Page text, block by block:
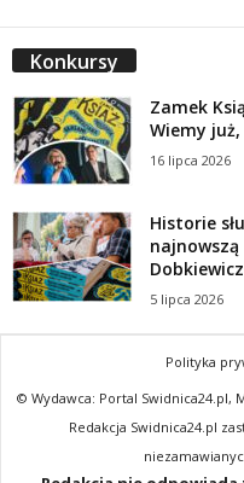
Konkursy
Zamek
Wiemy
16 lipca 2026
Historie
najnowszą
Dobkiewicz
5 lipca 2026
Polityka
© Wydawca: Portal Swidnica24.pl,
Redakcja Swidnica24.pl